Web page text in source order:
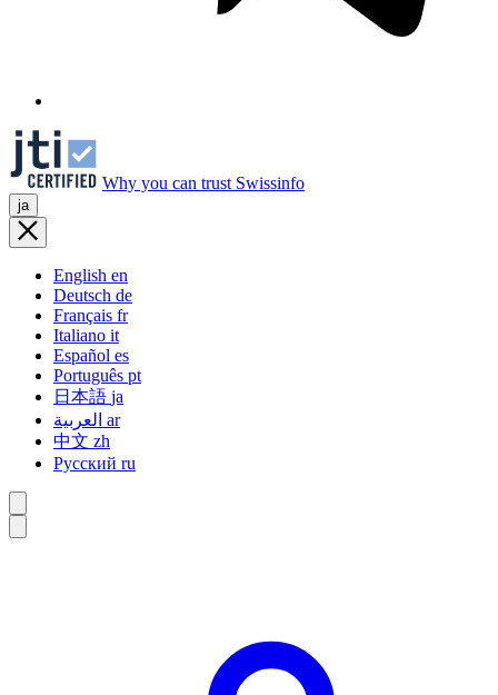
Why you can trust Swissinfo
ja
English en
Deutsch de
Français fr
Italiano it
Español es
Português pt
日本語 ja
ar
中文 zh
Русский ru